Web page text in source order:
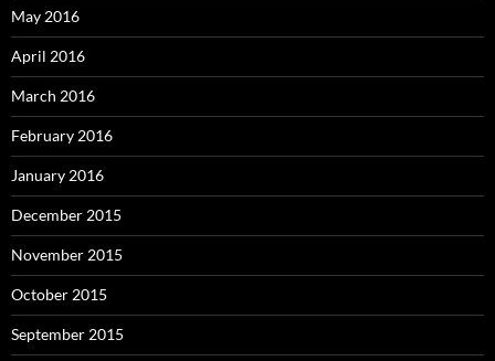
May 2016
April 2016
March 2016
February 2016
January 2016
December 2015
November 2015
October 2015
September 2015